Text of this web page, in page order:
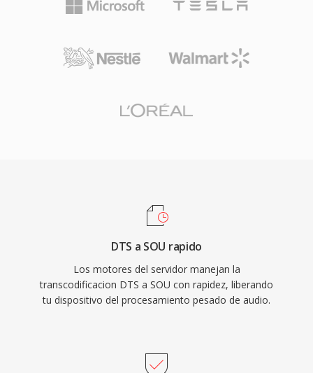
DTS a SOU rapido
Los motores del servidor manejan la
transcodificacion DTS a SOU con rapidez, liberando
tu dispositivo del procesamiento pesado de audio.